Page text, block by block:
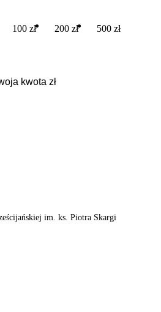
100 zł 200 zł 500 zł
im. ks. Piotra Skargi